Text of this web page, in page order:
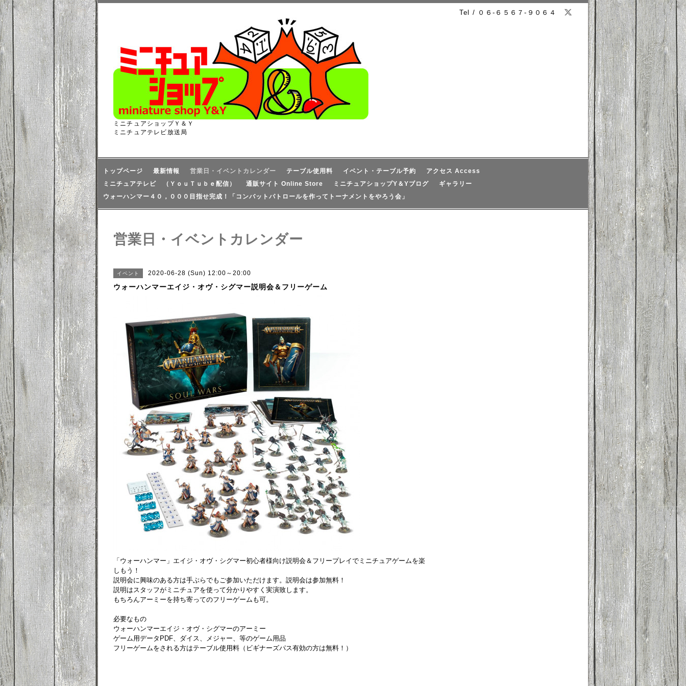
Tel / ０６-６５６７-９０６４
ミニチュアショップＹ＆Ｙ
ミニチュアテレビ放送局
トップページ 最新情報 営業日・イベントカレンダー テーブル使用料 イベント・テーブル予約
アクセス Access
ミニチュアテレビ （ＹｏｕＴｕｂｅ配信）
通販サイト Online Store ミニチュアショップY＆Yブログ
ギャラリー
ウォーハンマー４０，０００目指せ完成！「コンバットパトロールを作ってトーナメントをやろう会」
営業日・イベントカレンダー
イベント 2020-06-28 (Sun) 12:00～20:00
ウォーハンマーエイジ・オヴ・シグマー説明会＆フリーゲーム
「ウォーハンマー」エイジ・オヴ・シグマー初心者様向け説明会＆フリープレイでミニチュアゲームを楽
しもう！
説明会に興味のある方は手ぶらでもご参加いただけます。説明会は参加無料！
説明はスタッフがミニチュアを使って分かりやすく実演致します。
もちろんアーミーを持ち寄ってのフリーゲームも可。
必要なもの
ウォーハンマーエイジ・オヴ・シグマーのアーミー
ゲーム用データPDF、ダイス、メジャー、等のゲーム用品
フリーゲームをされる方はテーブル使用料（ビギナーズパス有効の方は無料！）